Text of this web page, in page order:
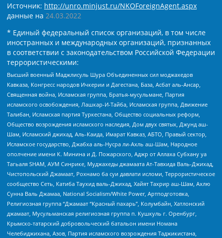
Источник: http://unro.minjust.ru/NKOForeignAgent.aspx
данные на 24.03.2022
* Единый федеральный список организаций, в том числе
иностранных и международных организаций, признанных
в соответствии с законодательством Российской Федерации
террористическими:
Высший военный Маджлисуль Шура Объединенных сил моджахедов
Кавказа, Конгресс народов Ичкерии и Дагестана, База, Асбат аль-Ансар,
Священная война, Исламская группа, Братья-мусульмане, Партия
исламского освобождения, Лашкар-И-Тайба, Исламская группа, Движение
Талибан, Исламская партия Туркестана, Общество социальных реформ,
Общество возрождения исламского наследия, Дом двух святых, Джунд аш-
Шам, Исламский джихад, Аль-Каида, Имарат Кавказ, АБТО, Правый сектор,
Исламское государство, Джабха аль-Нусра ли-Ахль аш-Шам, Народное
ополчение имени К. Минина и Д. Пожарского, Аджр от Аллаха Субхану уа
Тагьаля SHAM, АУМ Синрике, Муджахеды джамаата Ат-Тавхида Валь-Джихад,
Чистопольский Джамаат, Рохнамо ба суи давлати исломи, Террористическое
сообщество Сеть, Катиба Таухид валь-Джихад, Хайят Тахрир аш-Шам, Ахлю
Сунна Валь Джамаа, National Socialism/White Power, Артподготовка,
Религиозная группа “Джамаат “Красный пахарь”, Колумбайн, Хатлонский
джамаат, Мусульманская религиозная группа п. Кушкуль г. Оренбург,
Крымско-татарский добровольческий батальон имени Номана
Челебиджихана, Азов, Партия исламского возрождения Таджикистана,